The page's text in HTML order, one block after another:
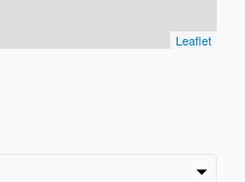
Leaflet